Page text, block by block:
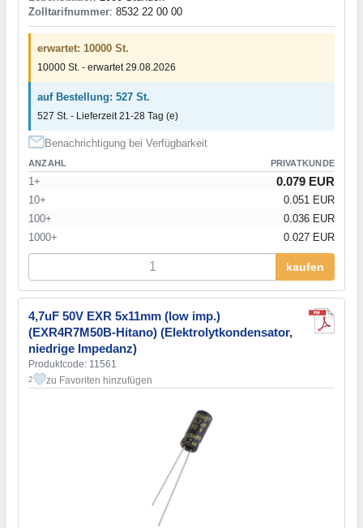
Zolltarifnummer: 8532 22 00 00
erwartet: 10000 St.
10000 St. - erwartet 29.08.2026
auf Bestellung: 527 St.
527 St. - Lieferzeit 21-28 Tag (e)
Benachrichtigung bei Verfügbarkeit
ANZAHL PRIVATKUNDE
1+ 0.079 EUR
10+
0.051 EUR
100+
0.036 EUR
1000+
0.027 EUR
kaufen
4,7uF 50V EXR 5x11mm (low imp.)
(EXR4R7M50B-Hitano) (Elektrolytkondensator,
niedrige Impedanz)
Produktcode: 11561
2 zu Favoriten hinzufügen